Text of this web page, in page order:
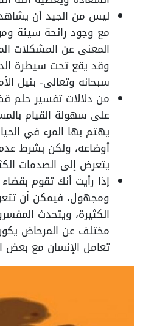
ليس من الجيد أن
مع وجود رائحة سيئة
المعنى عن المشكلات
وقد يقع تحت سيطرة
سبحانه وتعالى- بنيل
من دلالات تفسير حلم
على سهولة القيام
يهتم بها المرء في
أوضاعه، ولكن بشرط
يتعرض إلى الصدمات
إذا رأيت أنك تقوم
ومجهول، فيمكن أن
الكثيرة، ويتحدث
مختلف عن المرحاض
تعامل الإنسان مع بعض